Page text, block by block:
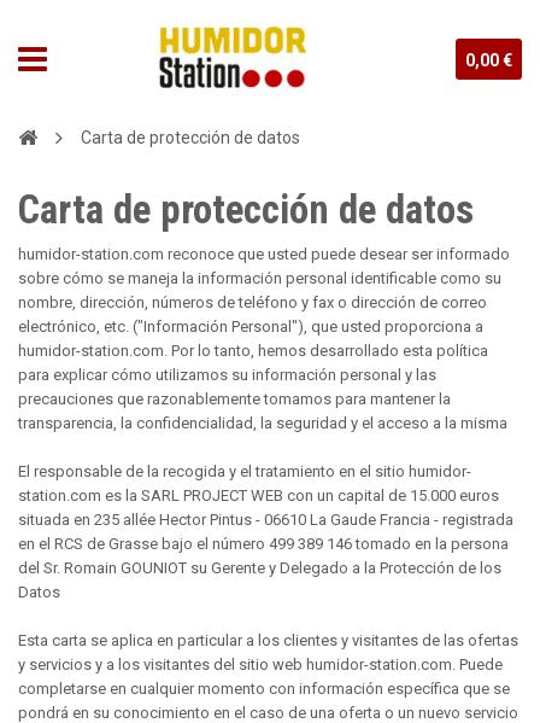
0,00 €
Carta de protección de datos
Carta de protección de datos
humidor-station.com reconoce que usted puede desear ser informado
sobre cómo se maneja la información personal identificable como su
nombre, dirección, números de teléfono y fax o dirección de correo
electrónico, etc. ("Información Personal"), que usted proporciona a
humidor-station.com. Por lo tanto, hemos desarrollado esta política
para explicar cómo utilizamos su información personal y las
precauciones que razonablemente tomamos para mantener la
transparencia, la confidencialidad, la seguridad y el acceso a la misma
El responsable de la recogida y el tratamiento en el sitio humidor-
station.com es la SARL PROJECT WEB con un capital de 15.000 euros
situada en 235 allée Hector Pintus - 06610 La Gaude Francia - registrada
en el RCS de Grasse bajo el número 499 389 146 tomado en la persona
del Sr. Romain GOUNIOT su Gerente y Delegado a la Protección de los
Datos
Esta carta se aplica en particular a los clientes y visitantes de las ofertas
y servicios y a los visitantes del sitio web humidor-station.com. Puede
completarse en cualquier momento con información específica que se
pondrá en su conocimiento en el caso de una oferta o un nuevo servicio